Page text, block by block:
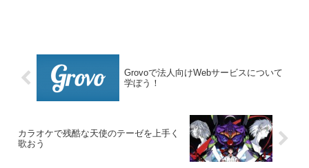
Grovoで法人向けWebサービスについて
学ぼう！
カラオケで残酷な天使のテーゼを上手く
歌おう